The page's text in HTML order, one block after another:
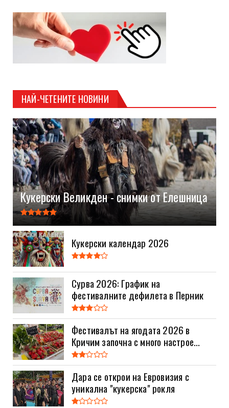
НАЙ-ЧЕТЕНИТЕ НОВИНИ
Кукерски Великден - снимки от Елешница
Кукерски календар 2026
Сурва 2026: График на
фестивалните дефилета в Перник
Фестивалът на ягодата 2026 в
Кричим започна с много настрое...
Дара се открои на Евровизия с
уникална "кукерска" рокля